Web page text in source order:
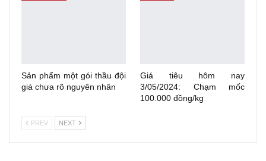
Sản phẩm một gói thầu đội
giá chưa rõ nguyên nhân
Giá tiêu hôm nay
3/05/2024: Chạm mốc
100.000 đồng/kg
PREV NEXT